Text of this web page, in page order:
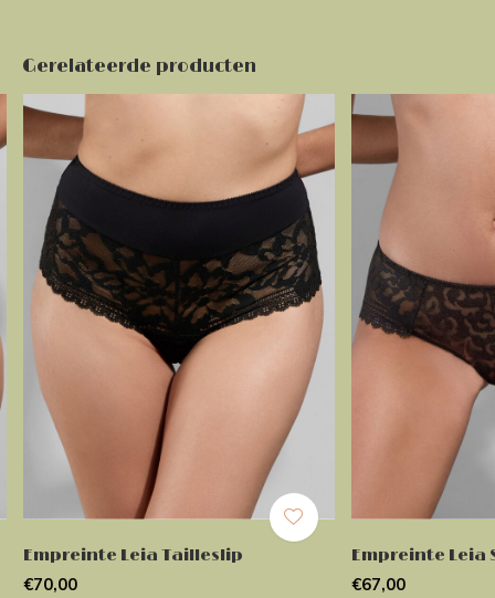
Gerelateerde producten
Empreinte Leia Tailleslip
€70,00
Empreinte Leia
€67,00